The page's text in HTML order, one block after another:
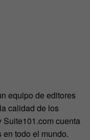
equipo de editores
calidad de los
Suite101.com cuenta
todo el mundo.